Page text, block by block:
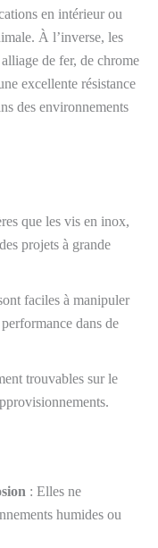
en intérieur ou
À l’inverse, les
de fer, de chrome
excellente résistance
des environnements
que les vis en inox,
projets à grande
faciles à manipuler
dans de
trouvables sur le
: Elles ne
humides ou